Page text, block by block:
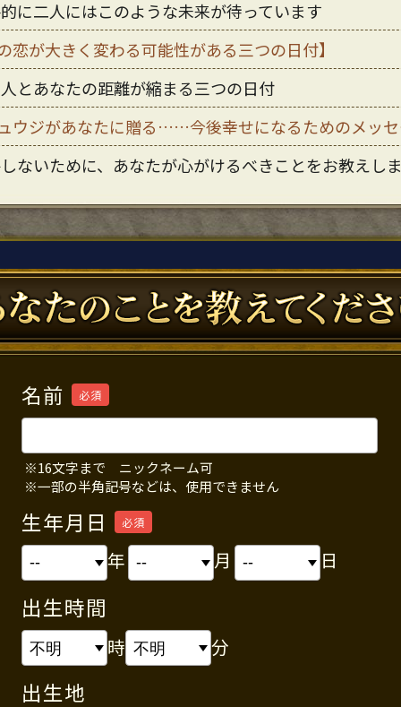
に二人にはこのような未来が待っています
恋が大きく変わる可能性がある三つの日付】
とあなたの距離が縮まる三つの日付
ウジがあなたに贈る……今後幸せになるためのメッ
ないために、あなたが心がけるべきことをお教えし
名前 必須
※16文字まで ニックネーム可
※一部の半角記号などは、使用できません
生年月日 必須
年 月 日
出生時間
時 分
出生地